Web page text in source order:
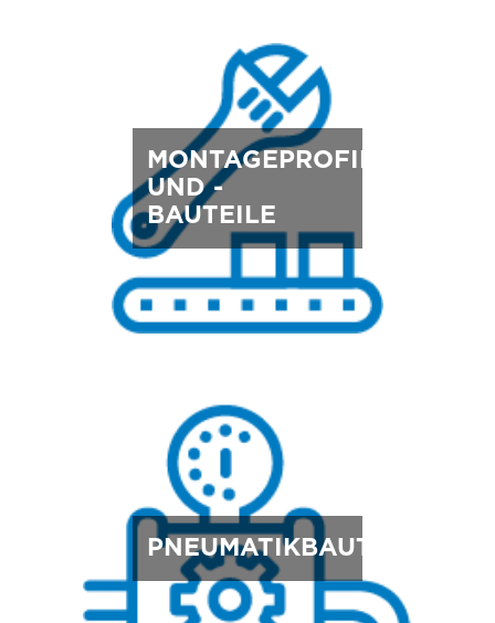
MONTAGEPROFILE
UND -
BAUTEILE
PNEUMATIKBAUTEILE